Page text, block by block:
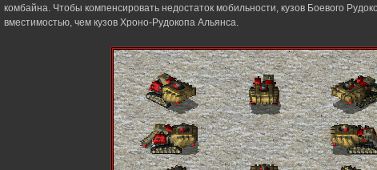
комбайна. Чтобы компенсировать недостаток мобильности, кузов Боевого
вместимостью, чем кузов Хроно-Рудокопа Альянса.